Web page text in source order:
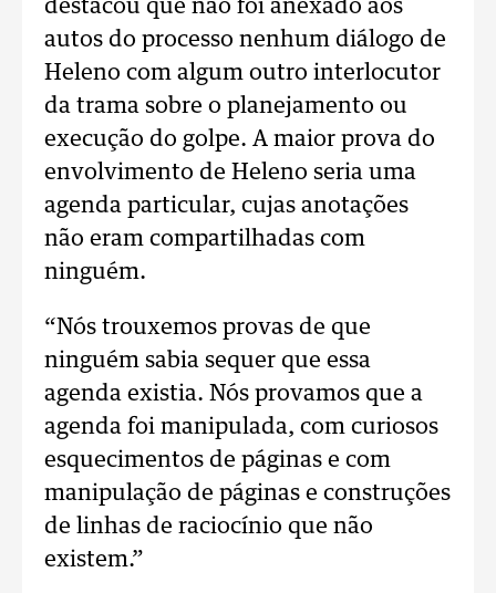
destacou que não foi anexado aos
autos do processo nenhum diálogo de
Heleno com algum outro interlocutor
da trama sobre o planejamento ou
execução do golpe. A maior prova do
envolvimento de Heleno seria uma
agenda particular, cujas anotações
não eram compartilhadas com
ninguém.
“Nós trouxemos provas de que
ninguém sabia sequer que essa
agenda existia. Nós provamos que a
agenda foi manipulada, com curiosos
esquecimentos de páginas e com
manipulação de páginas e construções
de linhas de raciocínio que não
existem.”